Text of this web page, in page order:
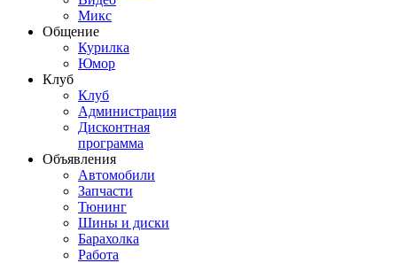
Микс
Общение
Курилка
Юмор
Клуб
Клуб
Администрация
Дисконтная
программа
Объявления
Автомобили
Запчасти
Тюнинг
Шины и диски
Барахолка
Работа